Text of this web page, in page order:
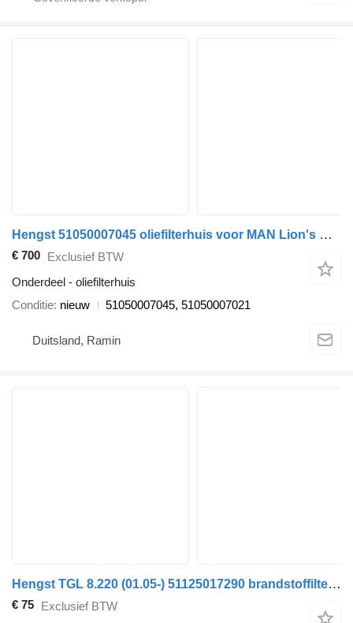
Hengst 51050007045 oliefilterhuis voor MAN Lion's City bus
€ 700 Exclusief BTW
Onderdeel - oliefilterhuis
Conditie nieuw 51050007045, 51050007021
Duitsland, Ramin
Hengst TGL 8.220 (01.05-) 51125017290 brandstoffilterhuis voor MAN TGL, TGM, TGS, TGX (2005-2021) vrachtwagen
€ 75 Exclusief BTW